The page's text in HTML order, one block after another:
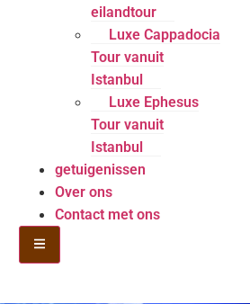
eilandtour
Luxe Cappadocia
Tour vanuit
Istanbul
Luxe Ephesus
Tour vanuit
Istanbul
getuigenissen
Over ons
Contact met ons
Hamburger Toggle Menu